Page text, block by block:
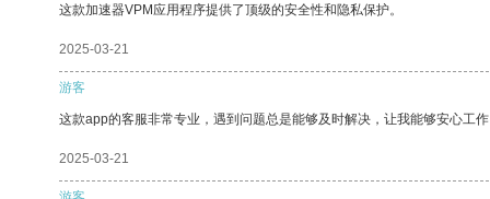
这款加速器VPM应用程序提供了顶级的安全性和隐私保护。
2025-03-21
游客
这款app的客服非常专业，遇到问题总是能够及时解决，让我能够安心工
2025-03-21